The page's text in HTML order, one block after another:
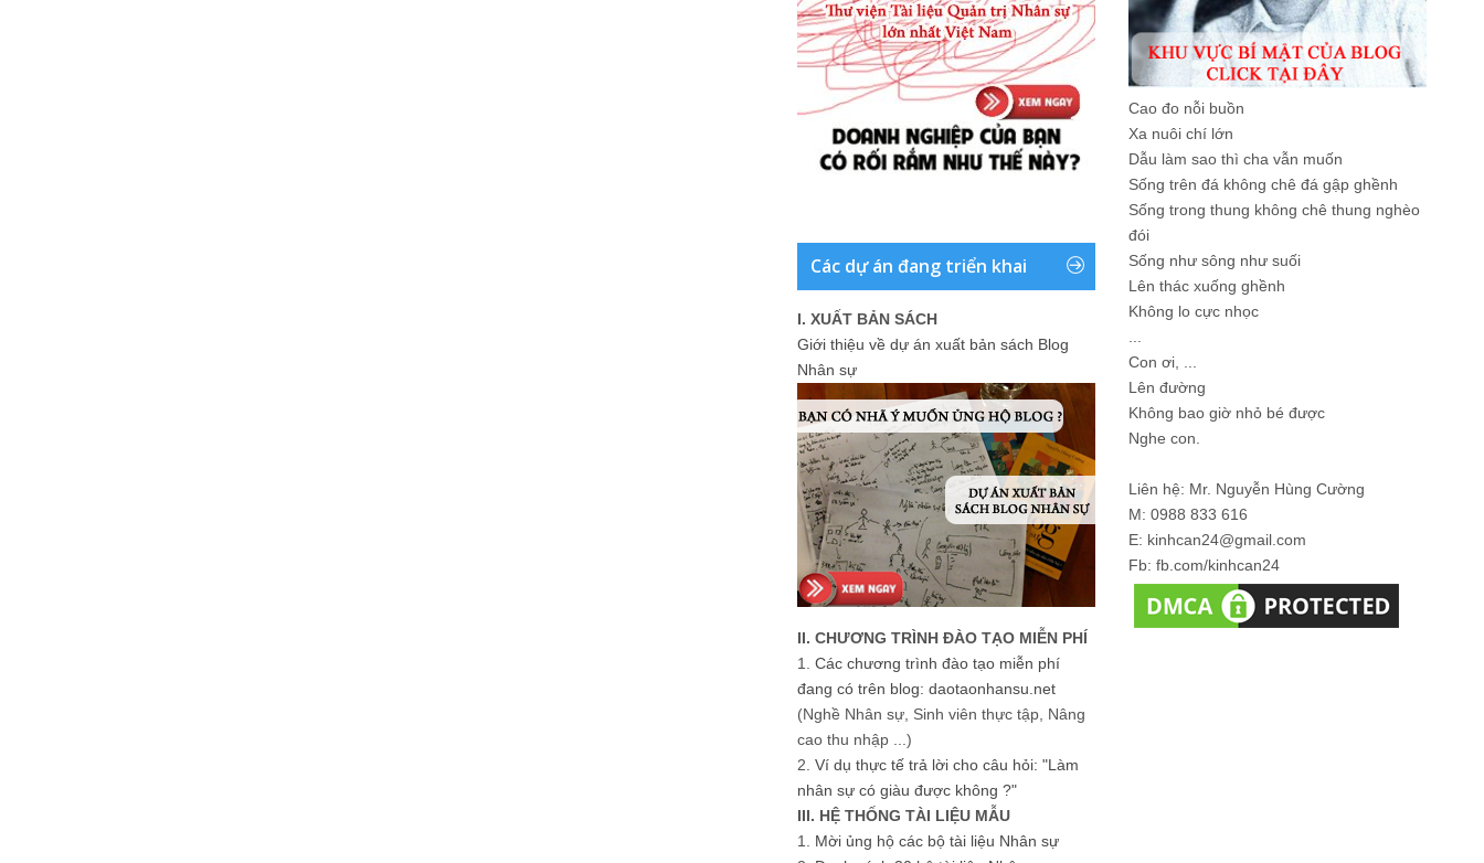
Các dự án đang triển khai
I. XUẤT BẢN SÁCH
Giới thiệu về dự án xuất bản sách Blog
Nhân sự
II. CHƯƠNG TRÌNH ĐÀO TẠO MIỄN PHÍ
1. Các chương trình đào tạo miễn phí
đang có trên blog: daotaonhansu.net
(Nghề Nhân sự, Sinh viên thực tập, Nâng
cao thu nhập ...)
2. Ví dụ thực tế trả lời cho câu hỏi: "Làm
nhân sự có giàu được không ?"
III. HỆ THỐNG TÀI LIỆU MẪU
1. Mời ủng hộ các bộ tài liệu Nhân sự
Cao đo nỗi buồn
Xa nuôi chí lớn
Dẫu làm sao thì cha vẫn muốn
Sống trên đá không chê đá gập ghềnh
Sống trong thung không chê thung nghèo
đói
Sống như sông như suối
Lên thác xuống ghềnh
Không lo cực nhọc
Con ơi, ...
Lên đường
Không bao giờ nhỏ bé được
Nghe con.
Liên hệ: Mr. Nguyễn Hùng Cường
M: 0988 833 616
E: kinhcan24@gmail.com
Fb: fb.com/kinhcan24